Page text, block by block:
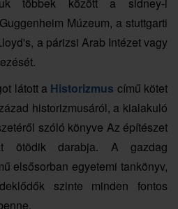
Múzeum, a stuttgarti
a párizsi Arab Intézet vagy
látott a Historizmus című kötet
historizmusáról, a kialakuló
szóló könyve Az építészet
ötödik darabja. A gazdag
elsősorban egyetemi tankönyv,
szinte minden fontos